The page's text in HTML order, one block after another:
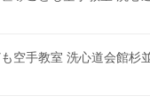
空手教室 洗心道会館杉